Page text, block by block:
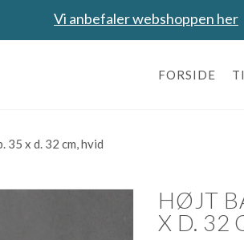
Vi anbefaler webshoppen her
FORSIDE
35 x d. 32 cm, hvid
HØJT
X D. 32